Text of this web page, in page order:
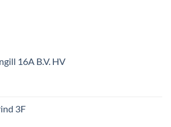
16A B.V. HV
3F